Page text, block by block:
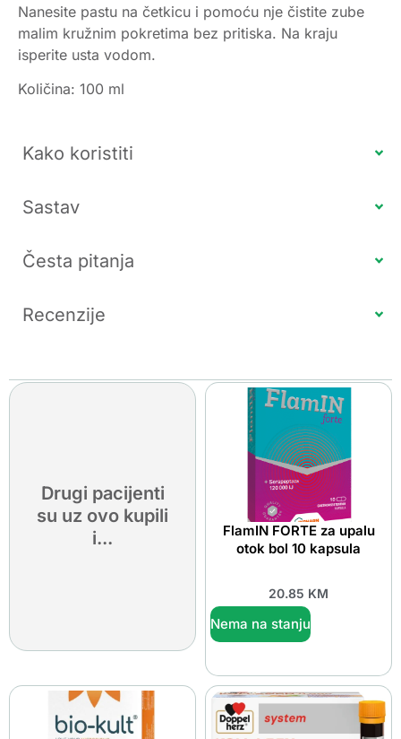
Nanesite pastu na četkicu i pomoću nje čistite zube
malim kružnim pokretima bez pritiska. Na kraju
isperite usta vodom.
Količina: 100 ml
Kako koristiti
Sastav
Česta pitanja
Recenzije
Drugi pacijenti
su uz ovo kupili
i...
FlamIN FORTE za upalu
otok bol 10 kapsula
20.85 KM
Nema na stanju